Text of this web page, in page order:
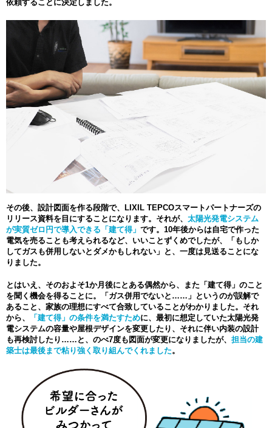
依頼することに決定しました。
その後、設計図面を作る段階で、LIXIL TEPCOスマートパートナーズの
リリース資料を目にすることになります。それが、 太陽光発電システム
が実質ゼロ円で導入できる「建て得」 です。10年後からは自宅で作った
電気を売ることも考えられるなど、いいことずくめでしたが、「もしか
してガスも併用しないとダメかもしれない」と、一度は見送ることにな
りました。
とはいえ、そのおよそ1か月後にとある偶然から、また「建て得」のこと
を聞く機会を得ることに。「ガス併用でないと……」というのが誤解で
あること、家族の理想にすべて合致していることがわかりました。それ
から、
「建て得」の条件を満たすために、最初に想定していた太陽光発
電システムの容量や屋根デザインを変更したり、それに伴い内装の設計
も再検討したり……と、のべ7度も図面が変更になりましたが、 担当の建
築士は最後まで粘り強く取り組んでくれました。